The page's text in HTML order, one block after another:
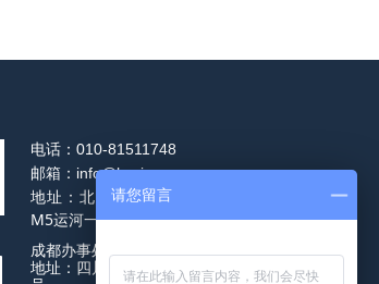
电话： 010-81511748
邮箱： info@hysj-vr.com
地址：北京市通州区通州区运河园路
M5运河一号3号楼7层
成都办事处
地址：四川省成都市天府大道北段1700
请您留言